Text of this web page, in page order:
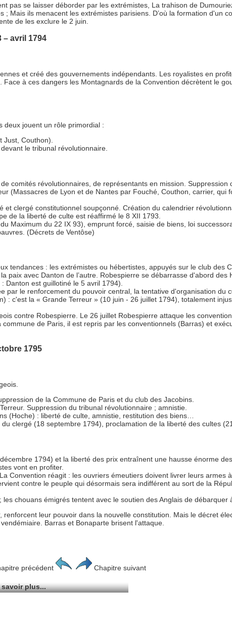
pas se laisser déborder par les extrémistes, La trahison de
Mais ils menacent les extrémistes parisiens. D’où la formation d'un
de les exclure le 2 juin.
– avril 1794
et créé des gouvernements indépendants. Les royalistes en
à ces dangers les Montagnards de la Convention décrètent le
deux jouent un rôle primordial :
Just, Couthon).
le tribunal révolutionnaire.
comités révolutionnaires, de représentants en mission. Suppression
(Massacres de Lyon et de Nantes par Fouché, Couthon, carrier, qui
et clergé constitutionnel soupçonné. Création du calendrier
de la liberté de culte est réaffirmé le 8 XII 1793.
Maximum du 22 IX 93), emprunt forcé, saisie de biens, loi
(Décrets de Ventôse)
tendances : les extrémistes ou hébertistes, appuyés sur le club des
paix avec Danton de l’autre. Robespierre se débarrasse d'abord des
Danton est guillotiné le 5 avril 1794).
par le renforcement du pouvoir central, la tentative d'organisation du
: c'est la « Grande Terreur » (10 juin - 26 juillet 1794), totalement
contre Robespierre. Le 26 juillet Robespierre attaque les
de Paris, il est repris par les conventionnels (Barras) et
1795
de la Commune de Paris et du club des Jacobins.
Suppression du tribunal révolutionnaire ; amnistie.
(Hoche) : liberté de culte, amnistie, restitution des biens…
clergé (18 septembre 1794), proclamation de la liberté des cultes
1794) et la liberté des prix entraînent une hausse énorme
vont en profiter.
Convention réagit : les ouvriers émeutiers doivent livrer leurs armes
contre le peuple qui désormais sera indifférent au sort de la
chouans émigrés tentent avec le soutien des Anglais de débarquer
leur pouvoir dans la nouvelle constitution. Mais le décret
Barras et Bonaparte brisent l'attaque.
précédent Chapitre suivant
savoir plus...